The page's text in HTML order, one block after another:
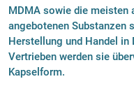
MDMA sowie die meisten
angebotenen Substanzen
Herstellung und Handel in
Vertrieben werden sie
Kapselform.